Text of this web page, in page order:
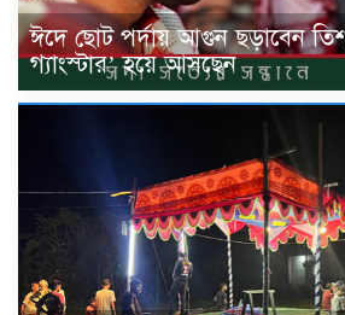
ঈদে ছোট পর্দায় আগুন ছড়াবেন
গ্যাংস্টার’ হয়ে আসছেন